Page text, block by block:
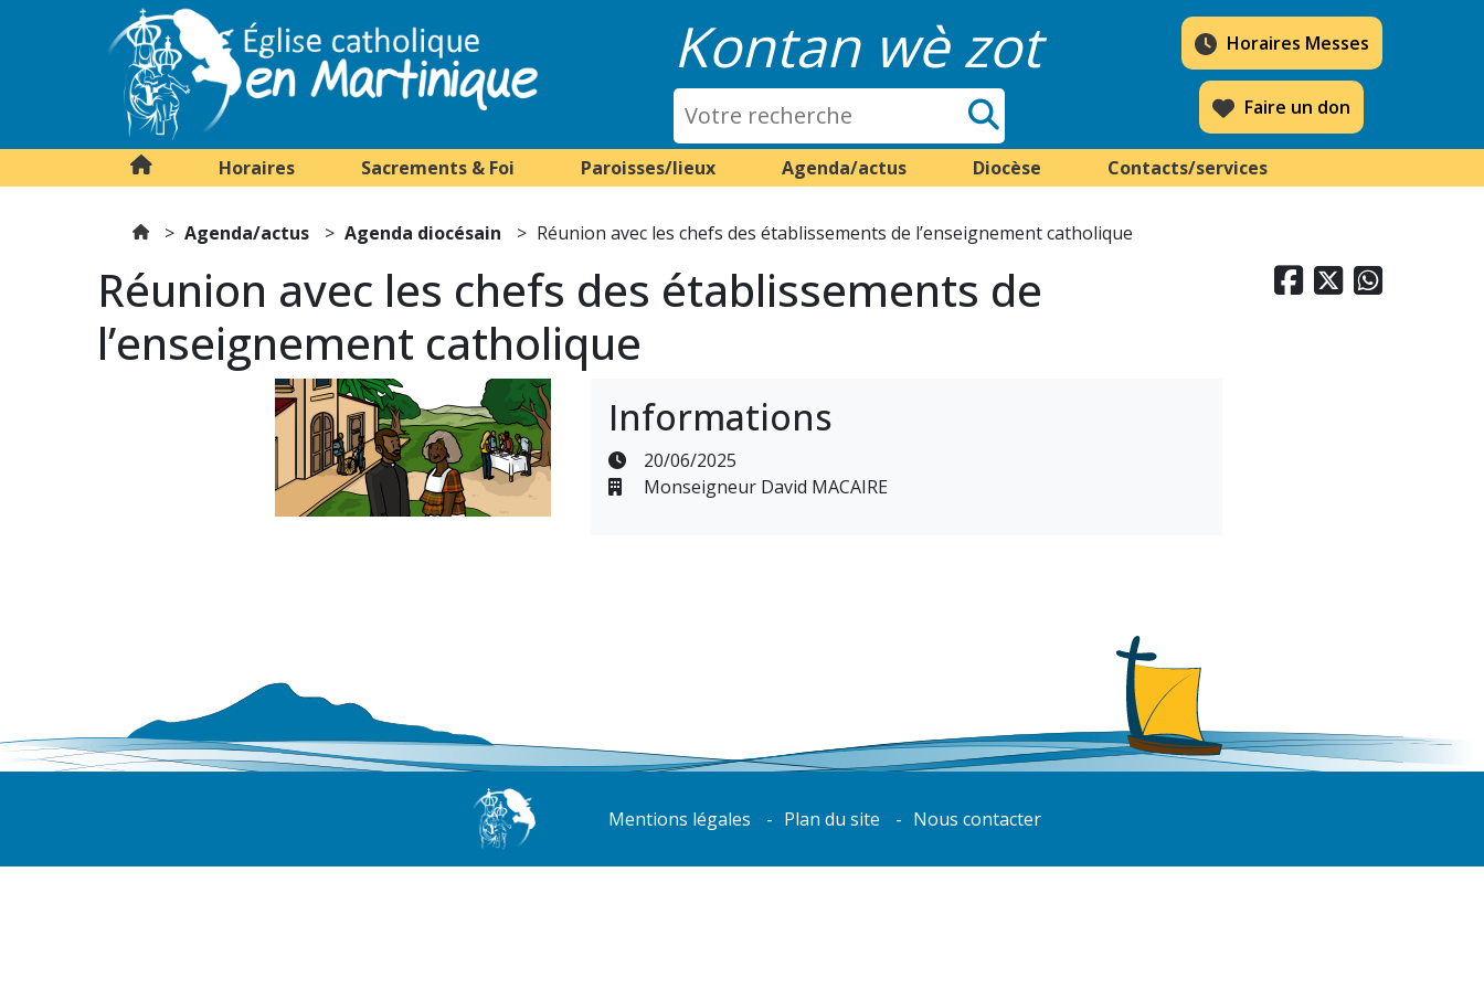
Kontan wè zot Horaires Messes
Faire un don
Horaires Sacrements & Foi Paroisses/lieux Agenda/actus Diocèse Contacts/services
Agenda/actus Agenda diocésain Réunion avec les chefs des établissements de l’enseignement catholique
  
Réunion avec les chefs des établissements de
l’enseignement catholique
Informations
20/06/2025
Monseigneur David MACAIRE
Mentions légales Plan du site Nous contacter